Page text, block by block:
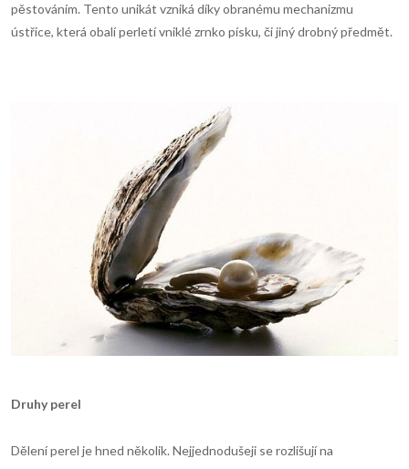
pěstováním. Tento unikát vzniká díky obranému mechanizmu
ústřice, která obalí perletí vniklé zrnko písku, či jiný drobný předmět.
Druhy perel
Dělení perel je hned několik. Nejjednodušeji se rozlišují na